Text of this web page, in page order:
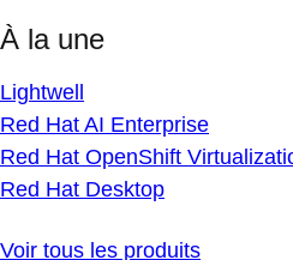
À la une
Lightwell
Red Hat AI Enterprise
Red Hat OpenShift
Red Hat Desktop
Voir tous les produits